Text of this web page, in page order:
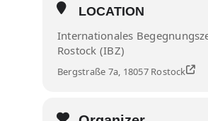
LOCATION
Internationales
Rostock (IBZ)
Bergstraße 7a, 18057 Rostock